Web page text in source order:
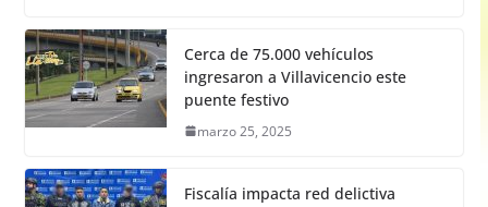
Cerca de 75.000 vehículos
ingresaron a Villavicencio este
puente festivo
marzo 25, 2025
Fiscalía impacta red delictiva